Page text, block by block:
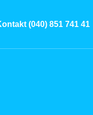
(040) 851 741 41